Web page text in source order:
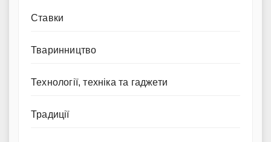
Ставки
Тваринництво
Технології, техніка та гаджети
Традиції